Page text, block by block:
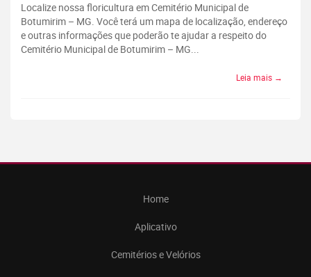
Localize nossa floricultura em Cemitério Municipal de
Botumirim – MG. Você terá um mapa de localização, endereço
e outras informações que poderão te ajudar a respeito do
Cemitério Municipal de Botumirim – MG...
Leia mais →
Home
Aplicativo
Cemitérios e Velórios